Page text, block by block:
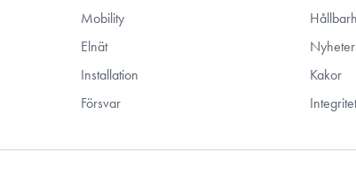
Mobility
Elnät
Installation
Försvar
Nyheter
Kakor